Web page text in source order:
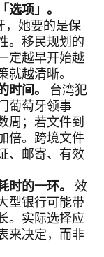
项」。
，她要的是保
。移民规划的
定越早开始越
越清晰。
间。
台湾犯
葡萄牙领事
周；若文件到
倍。跨境文件
、邮寄、有效
的一环。 效
型银行可能带
。实际选择应
来决定，而非